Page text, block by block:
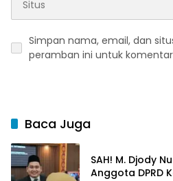
Simpan nama, email, dan
peramban ini untuk
Baca Juga
SAH! M. Djody
Anggota DPRD